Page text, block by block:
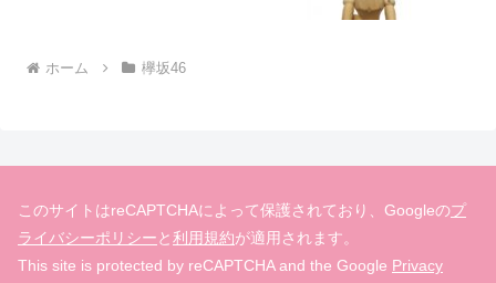
ホーム 欅坂46
このサイトはreCAPTCHAによって保護されており、Googleのプ
ライバシーポリシーと利用規約が適用されます。
This site is protected by reCAPTCHA and the Google Privacy